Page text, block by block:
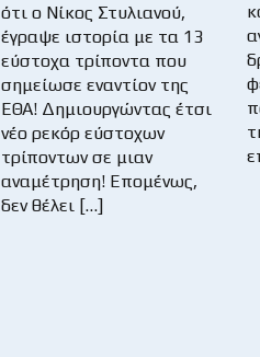
ότι ο Νίκος Στυλιανού,
έγραψε ιστορία με τα 13
εύστοχα τρίποντα που
σημείωσε εναντίον της
ΕΘΑ! Δημιουργώντας έτσι
νέο ρεκόρ εύστοχων
τρίποντων σε μιαν
αναμέτρηση! Επομένως,
δεν θέλει […]